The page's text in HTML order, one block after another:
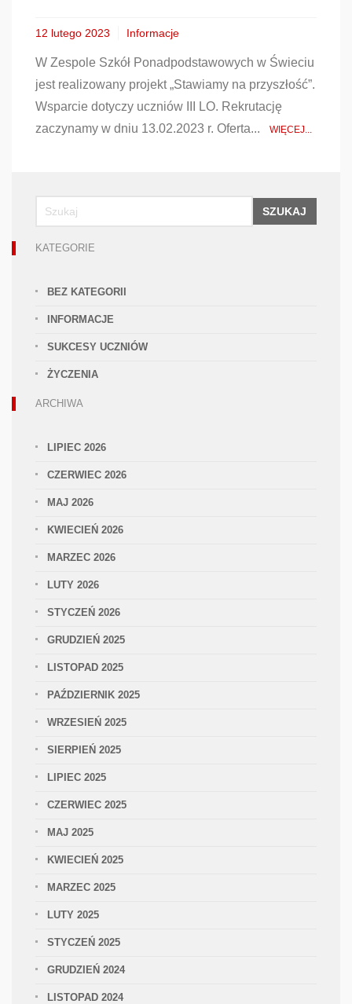
12 lutego 2023 Informacje
W Zespole Szkół Ponadpodstawowych w Świeciu
jest realizowany projekt „Stawiamy na przyszłość”.
Wsparcie dotyczy uczniów III LO. Rekrutację
zaczynamy w dniu 13.02.2023 r. Oferta...
WIĘCEJ...
SZUKAJ
KATEGORIE
BEZ KATEGORII
INFORMACJE
SUKCESY UCZNIÓW
ŻYCZENIA
ARCHIWA
LIPIEC 2026
CZERWIEC 2026
MAJ 2026
KWIECIEŃ 2026
MARZEC 2026
LUTY 2026
STYCZEŃ 2026
GRUDZIEŃ 2025
LISTOPAD 2025
PAŹDZIERNIK 2025
WRZESIEŃ 2025
SIERPIEŃ 2025
LIPIEC 2025
CZERWIEC 2025
MAJ 2025
KWIECIEŃ 2025
MARZEC 2025
LUTY 2025
STYCZEŃ 2025
GRUDZIEŃ 2024
LISTOPAD 2024